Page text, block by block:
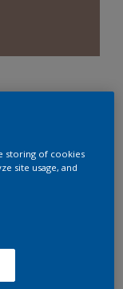
finden
storing of cookies
site usage, and